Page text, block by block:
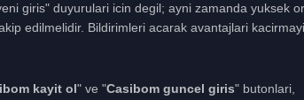
giris" duyurulari icin degil; ayni zamanda yuksek
edilmelidir. Bildirimleri acarak avantajlari
kayit ol" ve "Casibom guncel giris" butonlari,